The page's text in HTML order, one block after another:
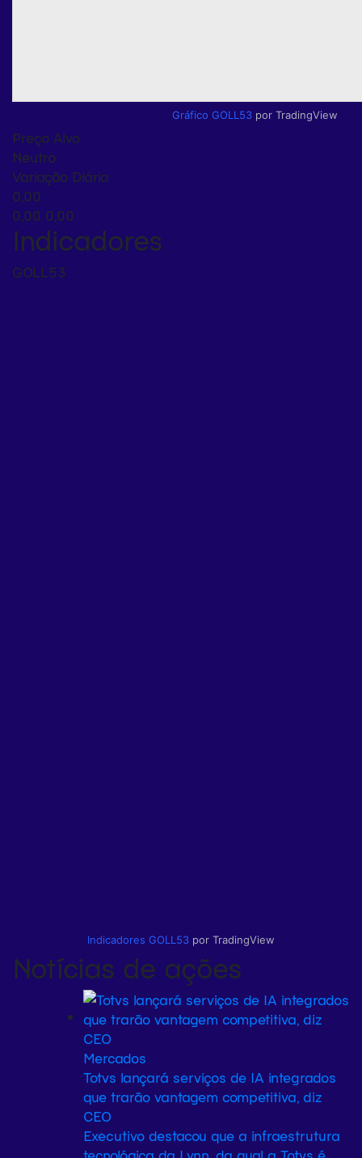
Gráfico GOLL53 por TradingView
Preço Alvo
Neutro
Variação Diária
0,00
0,00 0,00
Indicadores
GOLL53
Indicadores GOLL53 por TradingView
Notícias de ações
Mercados
Totvs lançará serviços de IA integrados
que trarão vantagem competitiva, diz
CEO
Executivo destacou ​que a infraestrutura